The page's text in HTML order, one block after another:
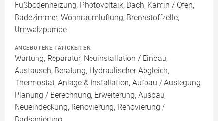
Fußbodenheizung, Photovoltaik, Dach, Kamin / Ofen,
Badezimmer, Wohnraumlüftung, Brennstoffzelle,
Umwälzpumpe
ANGEBOTENE TÄTIGKEITEN
Wartung, Reparatur, Neuinstallation / Einbau,
Austausch, Beratung, Hydraulischer Abgleich,
Thermostat, Anlage & Installation, Aufbau / Auslegung,
Planung / Berechnung, Erweiterung, Ausbau,
Neueindeckung, Renovierung, Renovierung /